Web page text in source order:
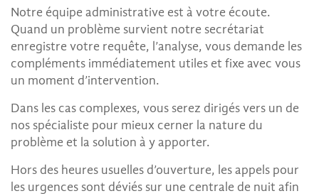
Notre équipe administrative est à votre écoute.
Quand un problème survient notre secrétariat
enregistre votre requête, l’analyse, vous demande les
compléments immédiatement utiles et fixe avec vous
un moment d’intervention.
Dans les cas complexes, vous serez dirigés vers un de
nos spécialiste pour mieux cerner la nature du
problème et la solution à y apporter.
Hors des heures usuelles d’ouverture, les appels pour
les urgences sont déviés sur une centrale de nuit afin